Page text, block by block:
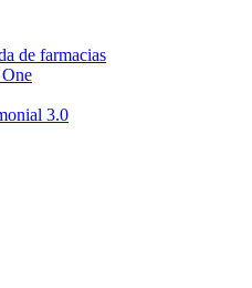
de farmacias
3.0